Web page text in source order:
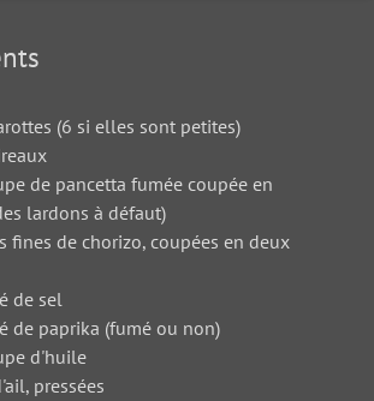
(6 si elles sont petites)
de pancetta fumée coupée en
lardons à défaut)
fines de chorizo, coupées en deux
de sel
de paprika (fumé ou non)
d'huile
pressées